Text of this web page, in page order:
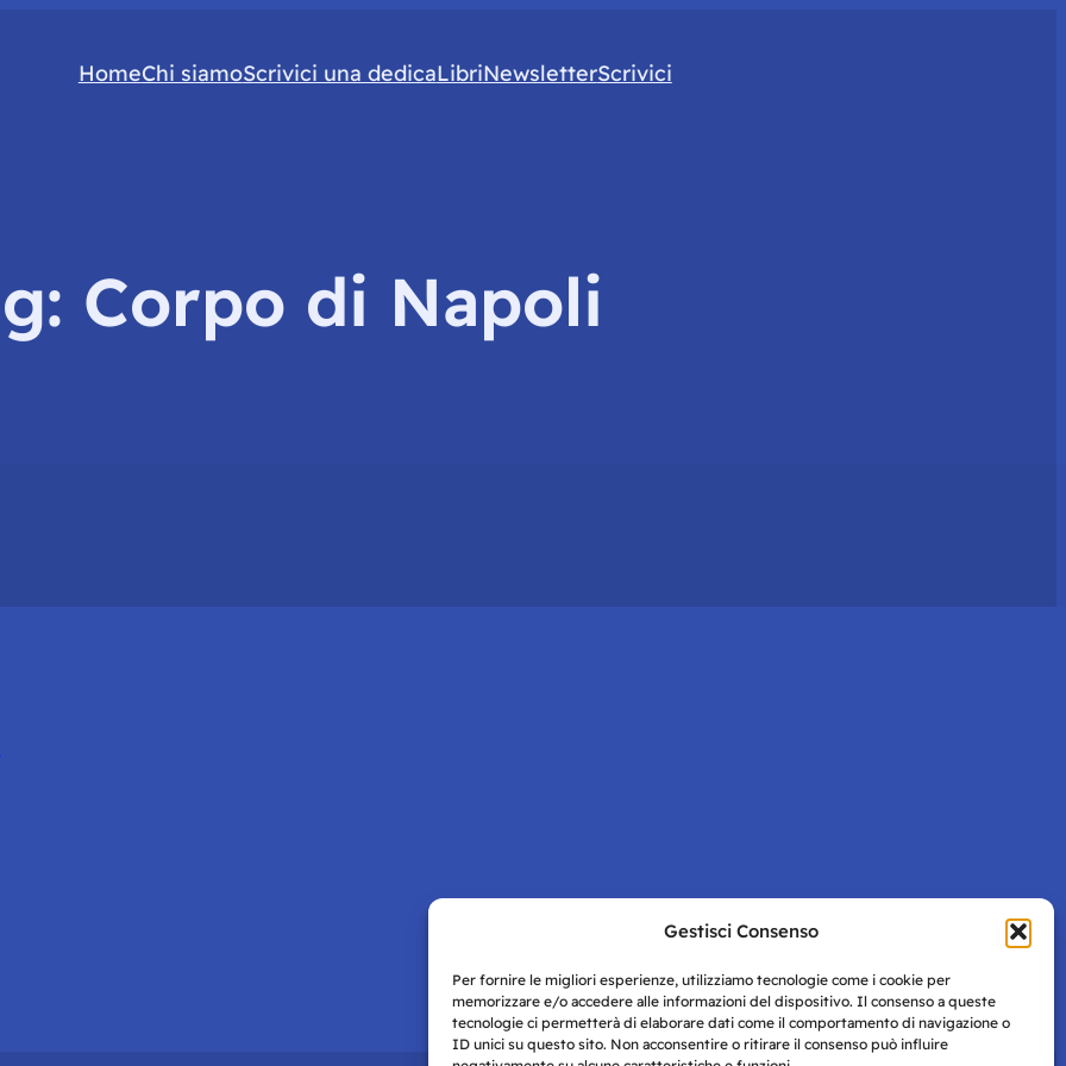
Gestisci Consenso
Per fornire le migliori esperienze, utilizziamo tecnologie come i cookie per
memorizzare e/o accedere alle informazioni del dispositivo. Il consenso a queste
tecnologie ci permetterà di elaborare dati come il comportamento di navigazione o
ID unici su questo sito. Non acconsentire o ritirare il consenso può influire
HomeChi siamoScrivici una dedicaLibriNewsletterScrivici
Corpo di Napoli